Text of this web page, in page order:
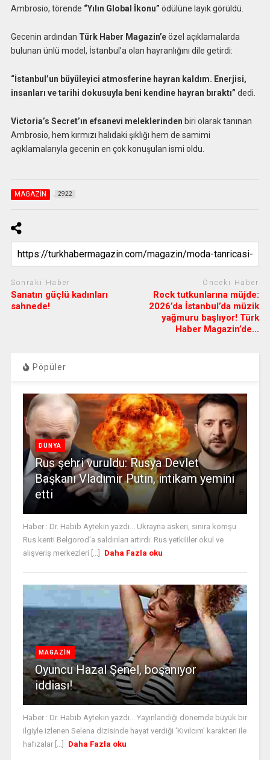
Ambrosio, törende “Yılın Global İkonu” ödülüne layık görüldü.
Gecenin ardından Türk Haber Magazin’eözel açıklamalarda
bulunan ünlü model, İstanbul’a olan hayranlığını dile getirdi:
“İstanbul’un büyüleyici atmosferine hayran kaldım. Enerjisi,
insanları ve tarihi dokusuyla beni kendine hayran bıraktı” dedi.
Victoria’s Secret’ın efsanevi meleklerinden biri olarak tanınan
Ambrosio, hem kırmızı halıdaki şıklığı hem de samimi
açıklamalarıyla gecenin en çok konuşulan ismi oldu.
MAGAZİN 2922
Sonraki Haber
Sanatın güçlü kadınları
sahnede!
Önceki Haber
Rock tutkunlarına müjde:
2026’da İstanbul’da müzik
yağmuru başlıyor! Türk
Haber Magazin’de…
Pöpüler
DÜNYA
Rus şehri vuruldu: Rusya Devlet
Başkanı Vladimir Putin, intikam yemini
etti
Haber : Dr. Habib Aytekin yazdı... Ukrayna askeri, sınıra komşu
Rus kenti Belgorod'a saldırıları artırdı. Rus yetkililer okul ve
alışveriş merkezleri [...]
Daha Fazla oku
MAGAZİN
Oyuncu Hazal Şenel, boşanıyor
iddiası!
Haber : Dr. Habib Aytekin yazdı... Yayınlandığı dönemde büyük bir
ilgiyle izlenen Selena dizisinde hayat verdiği 'Kıvılcım' karakteri ile
hafızalar [...]
Daha Fazla oku